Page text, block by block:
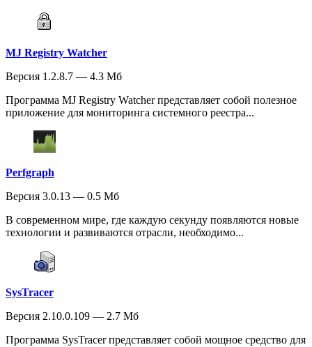
MJ Registry Watcher
Версия 1.2.8.7 — 4.3 Мб
Программа MJ Registry Watcher представляет собой полезное
приложение для мониторинга системного реестра...
Perfgraph
Версия 3.0.13 — 0.5 Мб
В современном мире, где каждую секунду появляются новые
технологии и развиваются отрасли, необходимо...
SysTracer
Версия 2.10.0.109 — 2.7 Мб
Программа SysTracer представляет собой мощное средство для